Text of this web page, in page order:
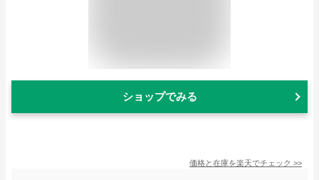
ショップでみる
価格と在庫を楽天でチェック >>